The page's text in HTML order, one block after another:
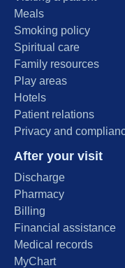
Meals
Smoking policy
Spiritual care
Family resources
Play areas
Hotels
Patient relations
Privacy and
After your visit
Discharge
Pharmacy
Billing
Financial assistance
Medical records
MyChart